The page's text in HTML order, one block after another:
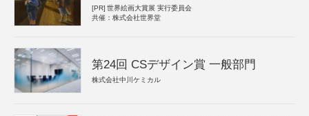
[PR] 世界絵画大賞展 実行委員会
共催：株式会社世界堂
第24回 CSデザイン賞 一般部門
株式会社中川ケミカル